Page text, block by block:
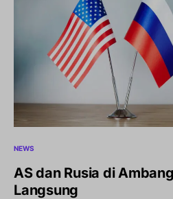
NEWS
AS dan Rusia di
Langsung